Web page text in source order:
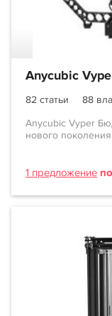
Anycubic
82 статьи
88
Anycubic Vyper
нового
1 предложение